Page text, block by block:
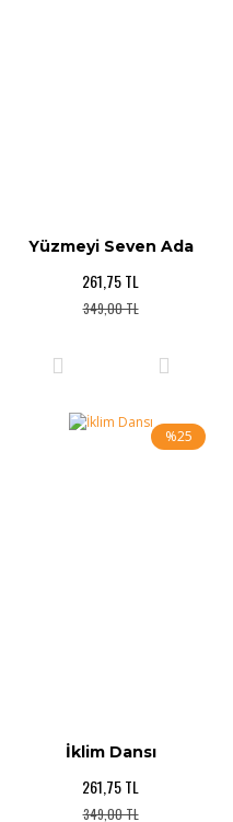
Yüzmeyi Seven Ada
261,75 TL
349,00 TL
%25
İklim Dansı
261,75 TL
349,00 TL